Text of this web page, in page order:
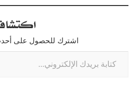
c
o
at
A
p
e
gr
a
ss
e
n
اشترك للحصول على أحدث